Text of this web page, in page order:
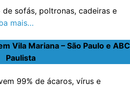
sofás, poltronas, cadeiras e
mais…
Vila Mariana – São Paulo e ABC
Paulista
99% de ácaros, vírus e